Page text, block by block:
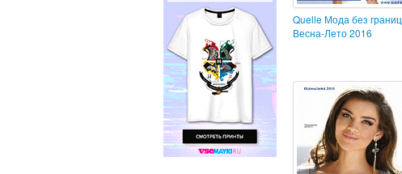
Quelle Мода без границ
Весна-Лето 2016